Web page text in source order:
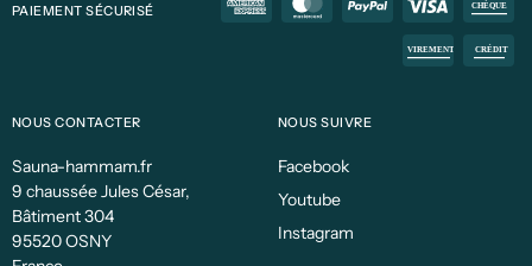
PAIEMENT SÉCURISÉ
NOUS CONTACTER
Sauna-hammam.fr
9 chaussée Jules César,
Bâtiment 304
95520 OSNY
NOUS SUIVRE
Facebook
Youtube
Instagram